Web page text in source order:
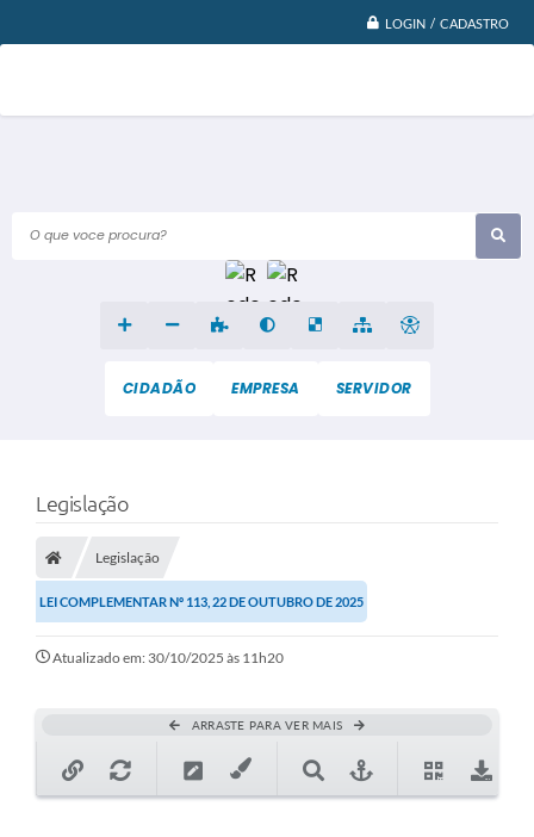
LOGIN / CADASTRO
O que voce procura?
CIDADÃO EMPRESA SERVIDOR
Legislação
Legislação
LEI COMPLEMENTAR Nº 113, 22 DE OUTUBRO DE 2025
Atualizado em: 30/10/2025 às 11h20
ARRASTE PARA VER MAIS